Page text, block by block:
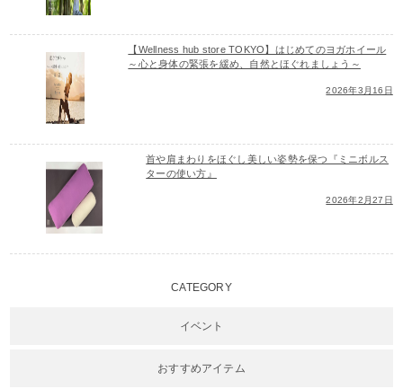
【Wellness hub store TOKYO】はじめてのヨガホイール
～心と身体の緊張を緩め、自然とほぐれましょう～
2026年3月16日
首や肩まわりをほぐし美しい姿勢を保つ『ミニボルス
ターの使い方』
2026年2月27日
CATEGORY
イベント
おすすめアイテム